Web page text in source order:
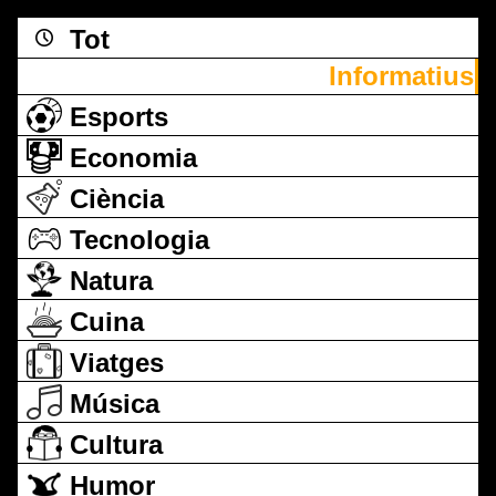
Tot
Informatius
Esports
Economia
Ciència
Tecnologia
Natura
Cuina
Viatges
Música
Cultura
Humor